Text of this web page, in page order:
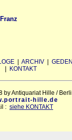
ARCHIV
KONTAKT
by Antiquariat Hille /
hille.de
: siehe KONTAKT